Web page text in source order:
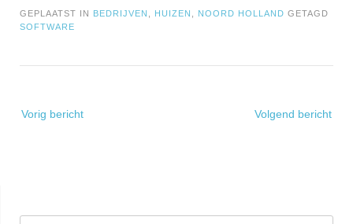
GEPLAATST IN BEDRIJVEN HUIZEN NOORD HOLLAND GETAGD
SOFTWARE
navigatie
Vorig bericht Volgend bericht